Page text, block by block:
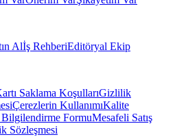
Alİş RehberiEditöryal Ekip
Saklama KoşullarıGizlilik
Çerezlerin KullanımıKalite
FormuMesafeli Satış
Sözleşmesi